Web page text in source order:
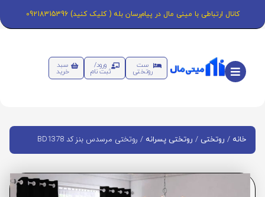
کانال ارتباطی با مینی مال در پیام‌رسان بله ( کلیک کنید) 09218315396
ست
روتختی
ورود/
ثبت نام
سبد
خرید
خانه / روتختی / روتختی پسرانه / روتختی مرسدس بنز کد BD1378